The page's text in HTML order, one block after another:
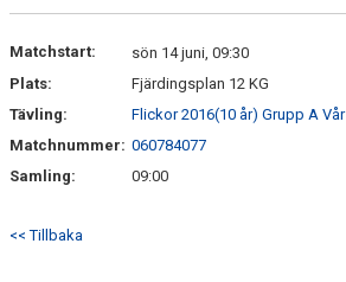
KONTAKT
Matchstart:
sön 14 juni, 09:30
Plats:
Fjärdingsplan 12 KG
Tävling:
Flickor 2016(10 år) Grupp A Vår
Matchnummer: 060784077
Samling:
09:00
<< Tillbaka